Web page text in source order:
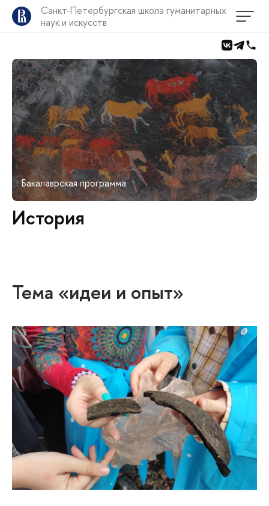
Санкт-Петербургская школа гуманитарных
наук и искусств
Бакалаврская программа
История
Тема «идеи и опыт»